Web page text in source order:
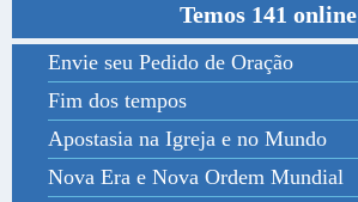
Temos 141 online
Envie seu Pedido de Oração
Fim dos tempos
Apostasia na Igreja e no Mundo
Nova Era e Nova Ordem Mundial